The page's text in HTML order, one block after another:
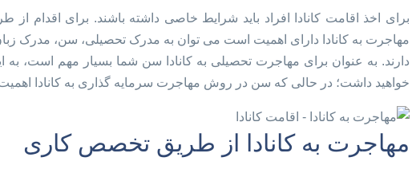
برای اخذ اقامت کانادا افراد باید شرایط خاصی داشته باشند. برای
مهاجرت به کانادا دارای اهمیت است می توان به مدرک تحصیلی، سن، مدرک
دارند. به عنوان برای مهاجرت تحصیلی به کانادا سن شما بسیار مهم است،
خواهید داشت؛ در حالی که سن در روش مهاجرت سرمایه گذاری به کانادا اهمیت
مهاجرت به کانادا از طریق تخصص کاری